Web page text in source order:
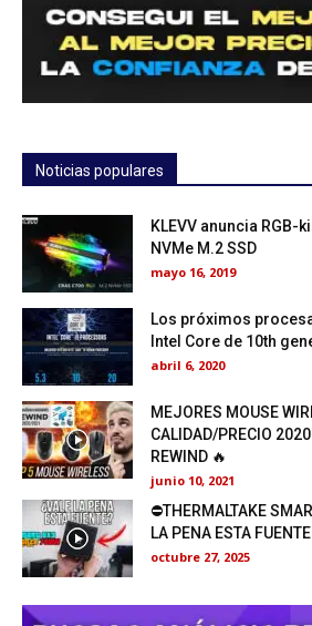
Noticias populares
KLEVV anuncia RGB-
NVMe M.2 SSD
mayo 16, 2019
Los próximos
Intel Core de 10th
abril 6, 2020
MEJORES MOUSE
CALIDAD/PRECIO
REWIND 🔥
junio 10, 2021
⛔THERMALTAKE
LA PENA ESTA
octubre 27, 2025